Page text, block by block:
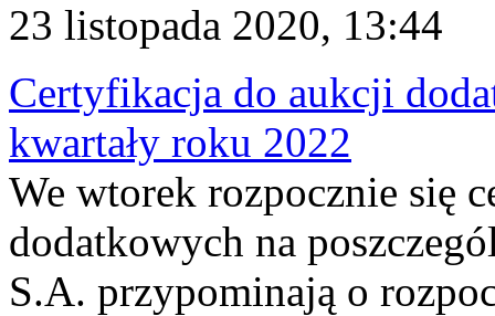
23 listopada 2020, 13:44
Certyfikacja do aukcji
kwartały roku 2022
We wtorek rozpocznie się
dodatkowych na
S.A. przypominają o